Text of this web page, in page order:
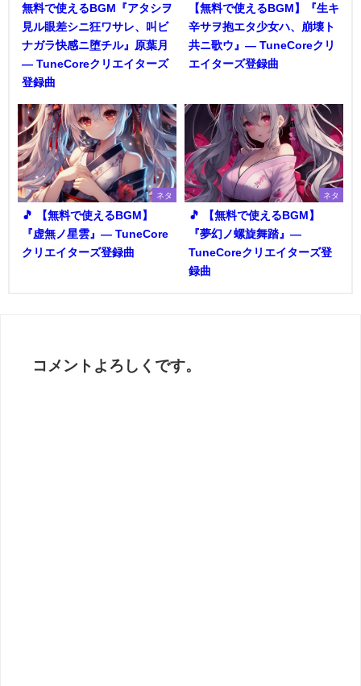
無料で使えるBGM『アタシヲ
見ル眼差シニ狂ワサレ、叫ビ
ナガラ快感ニ堕チル』原葉月
― TuneCoreクリエイターズ
登録曲
【無料で使えるBGM】『生キ
辛サヲ抱エタ少女ハ、崩壊ト
共ニ歌ウ』― TuneCoreクリ
エイターズ登録曲
ネタ
🎵 【無料で使えるBGM】
『虚無ノ星雲』― TuneCore
クリエイターズ登録曲
ネタ
🎵 【無料で使えるBGM】
『夢幻ノ螺旋舞踏』―
TuneCoreクリエイターズ登
録曲
コメントよろしくです。